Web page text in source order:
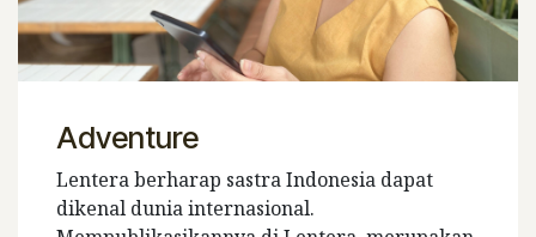
Adventure
Lentera berharap sastra Indonesia dapat
dikenal dunia internasional.